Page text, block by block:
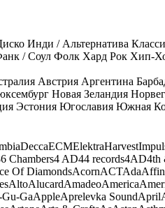
Инди / Альтернатива
/ Соул Фолк Хард Рок Хип-
Австрия Аргентина
Новая Зеландия
Эстония Югославия Южная
DeccaECMElektraHarvest
Chambers4 AD44 records4AD4th
Of DiamondsAcornACTAda
AltoAlucardAmadeoAmerica
GaAppleAprelevka SoundApril